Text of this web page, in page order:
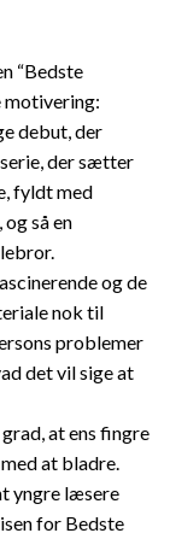
“Bedste
motivering:
debut, der
der sætter
fyldt med
så en
og de
nok til
problemer
det vil sige at
at ens fingre
at bladre.
yngre læsere
for Bedste